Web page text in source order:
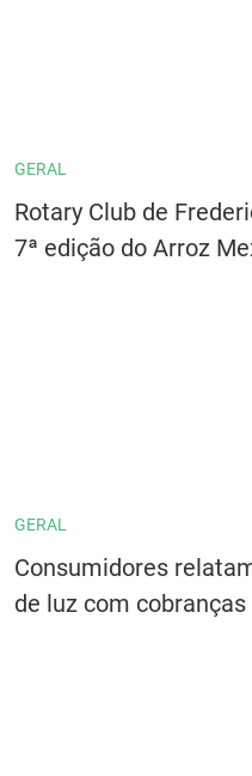
GERAL
Rotary Club de
7ª edição do Arroz
GERAL
Consumidores
de luz com